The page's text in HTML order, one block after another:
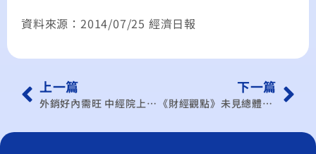
資料來源：2014/07/25 經濟日報
上一篇
外銷好內需旺 中經院上修今年GDP至3.15%
下一篇
《財經觀點》未見總體策略、統合單位 綠色經濟 多頭馬車